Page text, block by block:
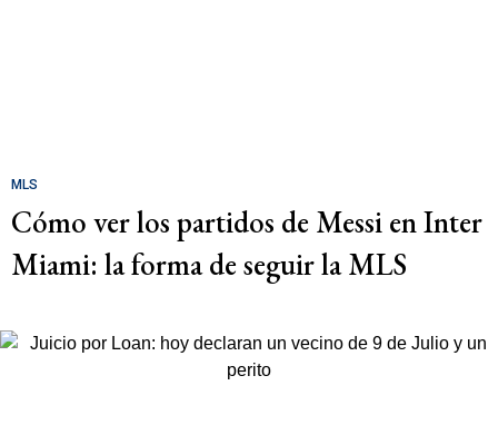
MLS
Cómo ver los partidos de Messi en Inter
Miami: la forma de seguir la MLS